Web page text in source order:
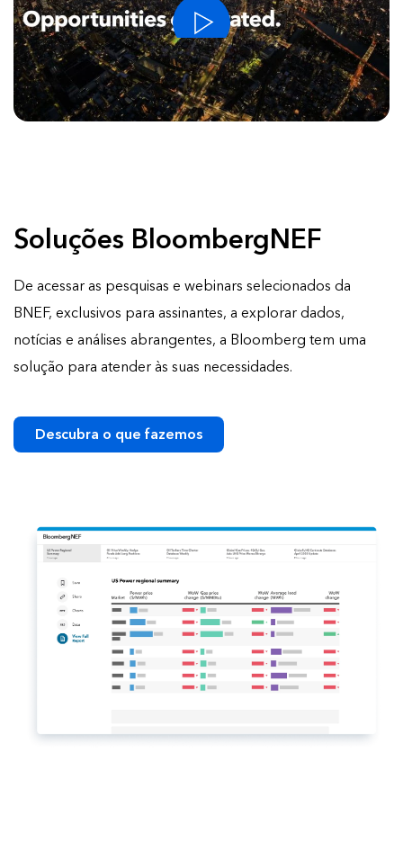
Soluções BloombergNEF
De acessar as pesquisas e webinars selecionados da
BNEF, exclusivos para assinantes, a explorar dados,
notícias e análises abrangentes, a Bloomberg tem uma
solução para atender às suas necessidades.
Descubra o que fazemos